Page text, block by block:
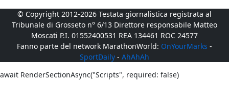
© Copyright 2012-2026 Testata giornalistica registrata al
Tribunale di Grosseto n° 6/13 Direttore responsabile Matteo
Moscati P.I. 01552400531 REA 134461 ROC 24577
Fanno parte del network MarathonWorld: OnYourMarks -
SportDaily - AhAhAh
await RenderSectionAsync("Scripts", required: false)